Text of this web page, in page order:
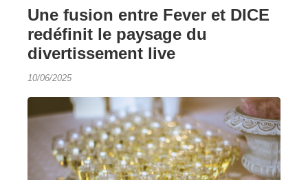
Contacter
DJO
demande
Simulateur
de prix
Une fusion entre Fever et DICE
redéfinit le paysage du
divertissement live
10/06/2025